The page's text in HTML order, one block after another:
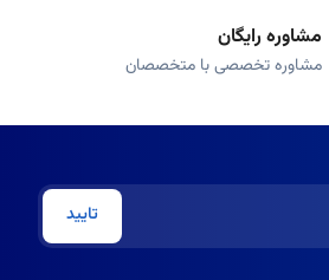
مشاوره رایگان
مشاوره تخصصی با متخصصان
تایید